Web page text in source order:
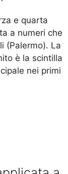
e quarta
a numeri che
(Palermo). La
è la scintilla
nei primi